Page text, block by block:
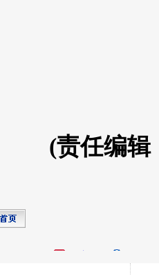
(责任编辑